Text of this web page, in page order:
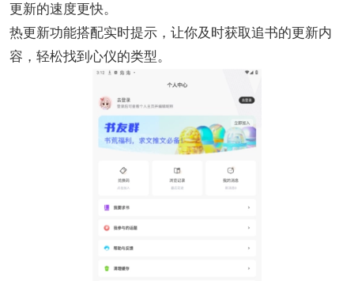
更新的速度更快。
热更新功能搭配实时提示，让你及时获取追书的更新内
容，轻松找到心仪的类型。